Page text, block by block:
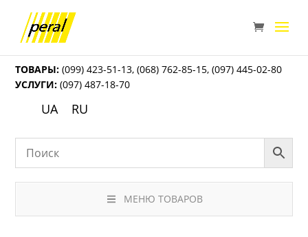
ТОВАРЫ: (099) 423-51-13,(068) 762-85-15,(097) 445-02-80
УСЛУГИ: (097) 487-18-70
UA RU
МЕНЮ ТОВАРОВ